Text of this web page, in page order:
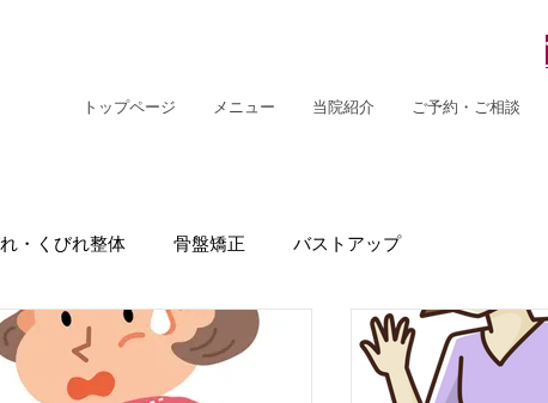
トップページ メニュー 当院紹介 ご予約・ご相談
れ・くびれ整体 骨盤矯正 バストアップ
背中の痛み むくみ 首の痛み 小顔